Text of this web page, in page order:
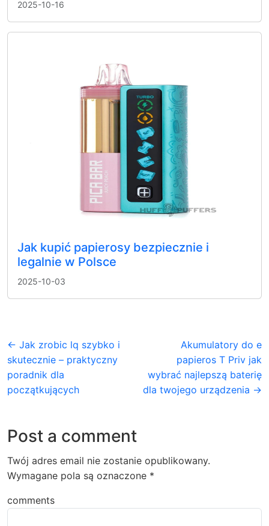
2025-10-16
Jak kupić papierosy bezpiecznie i
legalnie w Polsce
2025-10-03
← Jak zrobic lq szybko i
skutecznie – praktyczny
poradnik dla
początkujących
Akumulatory do e
papieros T Priv jak
wybrać najlepszą baterię
dla twojego urządzenia →
Post a comment
Twój adres email nie zostanie opublikowany.
Wymagane pola są oznaczone *
comments